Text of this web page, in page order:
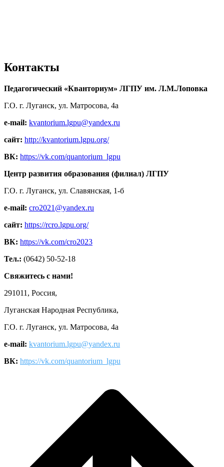
Контакты
Педагогический «Кванториум» ЛГПУ им. Л.М.Лоповка
Г.О. г. Луганск, ул. Матросова, 4а
e-mail: kvantorium.lgpu@yandex.ru
сайт: http://kvantorium.lgpu.org/
ВК: https://vk.com/quantorium_lgpu
Центр развития образования (филиал) ЛГПУ
Г.О. г. Луганск, ул. Славянская, 1-б
e-mail: cro2021@yandex.ru
сайт: https://rcro.lgpu.org/
ВК: https://vk.com/cro2023
Тел.: (0642) 50-52-18
Свяжитесь с нами!
291011, Россия,
Луганская Народная Республика,
Г.О. г. Луганск, ул. Матросова, 4а
e-mail: kvantorium.lgpu@yandex.ru
ВК: https://vk.com/quantorium_lgpu